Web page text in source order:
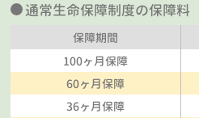
通常生命保障制度の保障料
保障期間
100ヶ月保障
60ヶ月保障
36ヶ月保障